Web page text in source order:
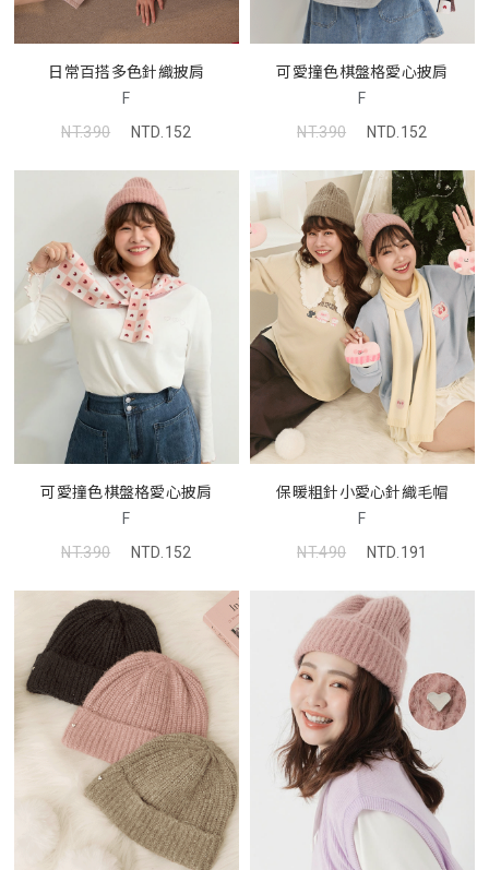
日常百搭多色針織披肩
F
NT.390
NTD.152
可愛撞色棋盤格愛心披肩
F
NT.390
NTD.152
可愛撞色棋盤格愛心披肩
F
NT.390
NTD.152
保暖粗針小愛心針織毛帽
F
NT.490
NTD.191